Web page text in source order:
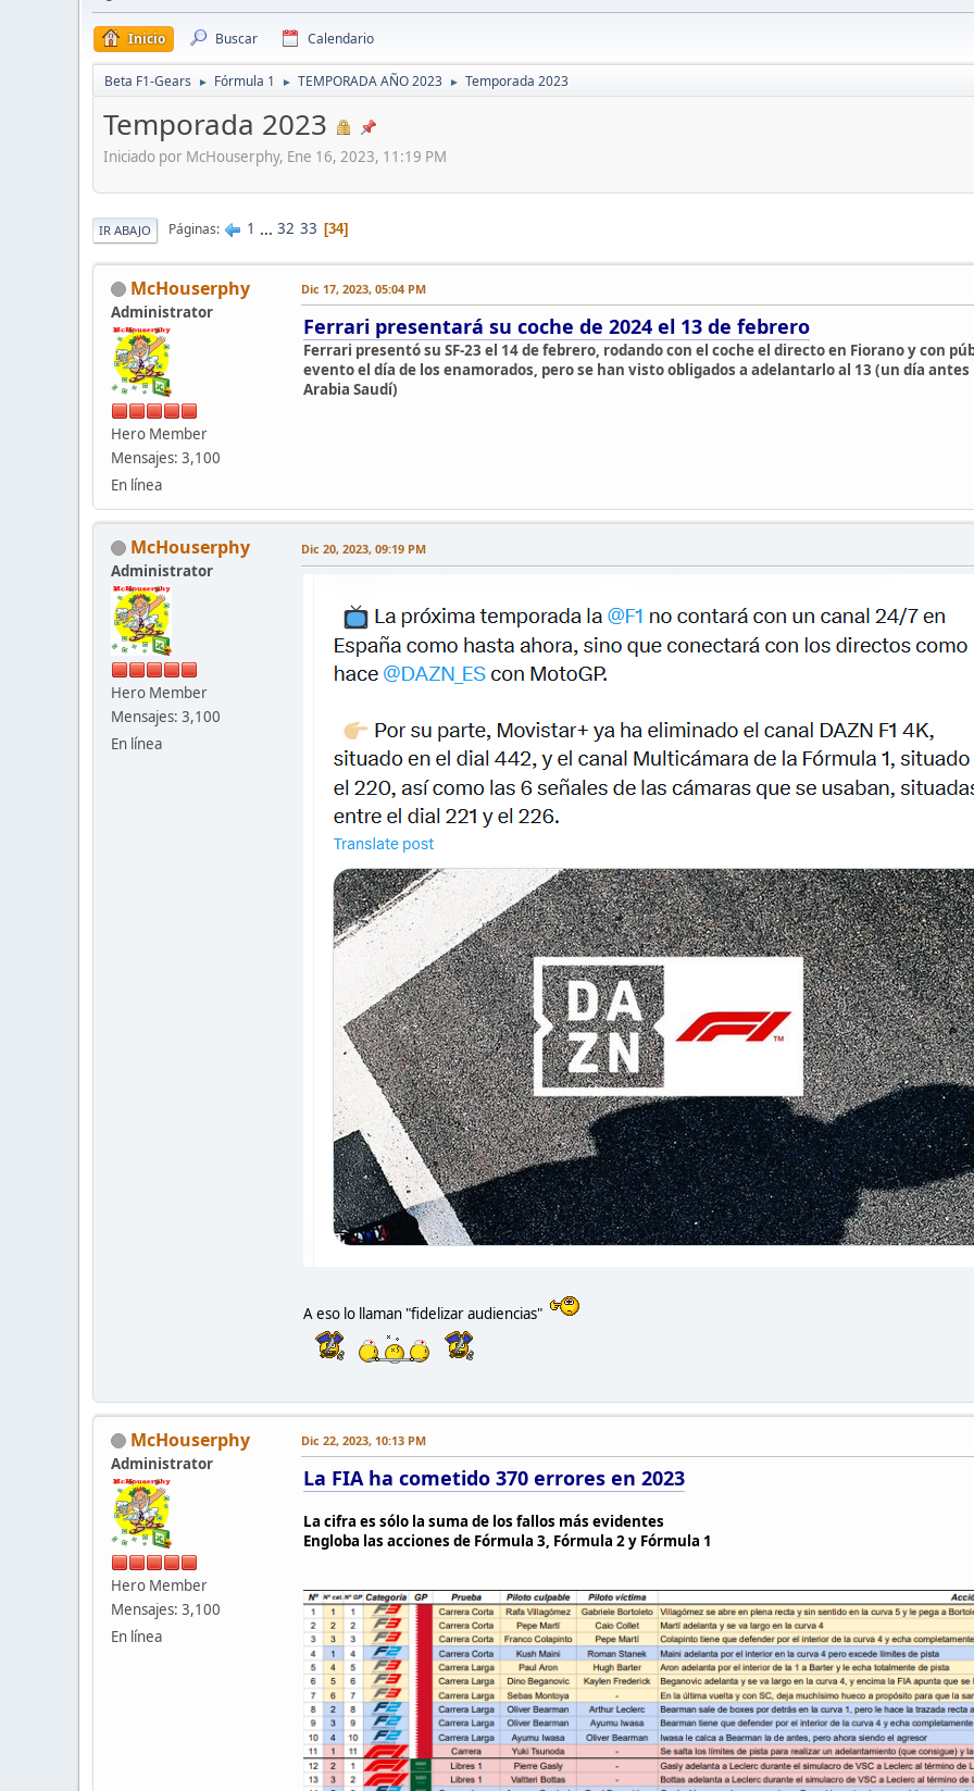
Inicio Buscar Calendario
Beta F1-Gears ► Fórmula 1 ► TEMPORADA AÑO 2023 ► Temporada 2023
Temporada 2023
Iniciado por McHouserphy, Ene 16, 2023, 11:19 PM
IR ABAJO Páginas 1 ... 32 33 34
McHouserphy
Administrator
Hero Member
Mensajes: 3,100
En línea
Dic 17, 2023, 05:04 PM
Ferrari presentará su coche de 2024 el 13 de febrero
Ferrari presentó su SF-23 el 14 de febrero, rodando con el coche el directo en Fiorano y con
evento el día de los enamorados, pero se han visto obligados a adelantarlo al 13 (un día
Arabia Saudí)
McHouserphy
Administrator
Hero Member
Mensajes: 3,100
En línea
Dic 20, 2023, 09:19 PM
A eso lo llaman "fidelizar audiencias"
McHouserphy
Administrator
Hero Member
Mensajes: 3,100
En línea
Dic 22, 2023, 10:13 PM
La FIA ha cometido 370 errores en 2023
La cifra es sólo la suma de los fallos más evidentes
Engloba las acciones de Fórmula 3, Fórmula 2 y Fórmula 1